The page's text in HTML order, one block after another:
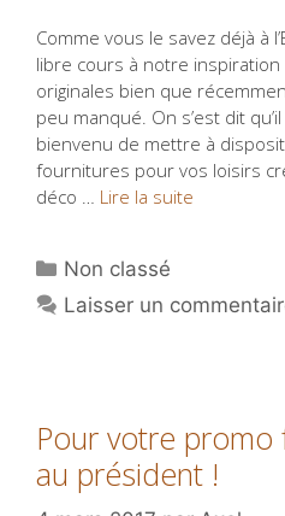
Comme vous le savez déjà à
libre cours à notre
originales bien que
peu manqué. On s’est dit
bienvenu de mettre à
fournitures pour vos loisirs
déco … Lire la suite
Catégories
Non classé
Laisser un
Pour votre promo
au président !